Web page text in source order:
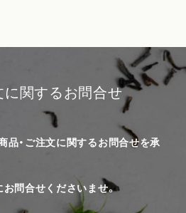
に関するお問合せ
品・ご注文に関するお問合せを承
お問合せくださいませ。